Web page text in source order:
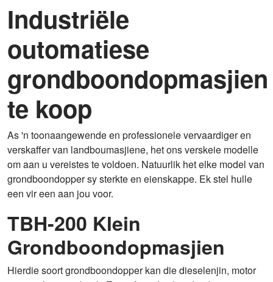
Industriële
outomatiese
grondboondopmasjien
te koop
As 'n toonaangewende en professionele vervaardiger en
verskaffer van landboumasjiene, het ons verskeie modelle
om aan u vereistes te voldoen. Natuurlik het elke model van
grondboondopper sy sterkte en eienskappe. Ek stel hulle
een vir een aan jou voor.
TBH-200 Klein
Grondboondopmasjien
Hierdie soort grondboondopper kan die dieselenjin, motor